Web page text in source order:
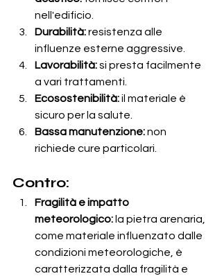
nell'edificio.
Durabilità: resistenza alle
influenze esterne aggressive.
Lavorabilità: si presta facilmente
a vari trattamenti.
Ecosostenibilità: il materiale è
sicuro per la salute.
Bassa manutenzione: non
richiede cure particolari.
Contro:
Fragilità e impatto
meteorologico: la pietra arenaria,
come materiale influenzato dalle
condizioni meteorologiche, è
caratterizzata dalla fragilità e